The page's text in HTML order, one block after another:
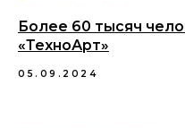
Более 60 тысяч
«ТехноАрт»
05.09.2024